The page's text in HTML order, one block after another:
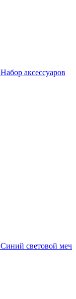
Набор аксессуаров
Синий световой меч